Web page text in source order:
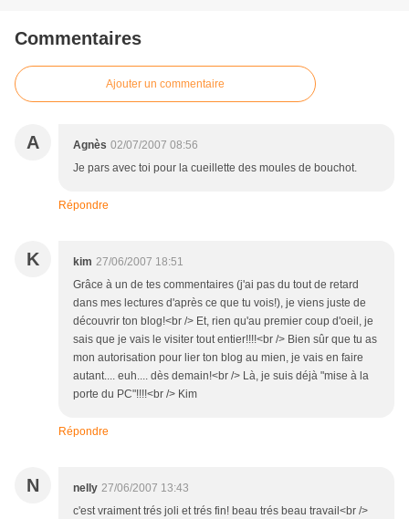
Commentaires
Ajouter un commentaire
A Agnès 02/07/2007 08:56
Je pars avec toi pour la cueillette des moules de bouchot.
Répondre
K kim 27/06/2007 18:51
Grâce à un de tes commentaires (j'ai pas du tout de retard
dans mes lectures d'après ce que tu vois!), je viens juste de
découvrir ton blog!<br /> Et, rien qu'au premier coup d'oeil, je
sais que je vais le visiter tout entier!!!!<br /> Bien sûr que tu as
mon autorisation pour lier ton blog au mien, je vais en faire
autant.... euh.... dès demain!<br /> Là, je suis déjà "mise à la
porte du PC"!!!!<br /> Kim
Répondre
N nelly 27/06/2007 13:43
c'est vraiment trés joli et trés fin! beau trés beau travail<br />